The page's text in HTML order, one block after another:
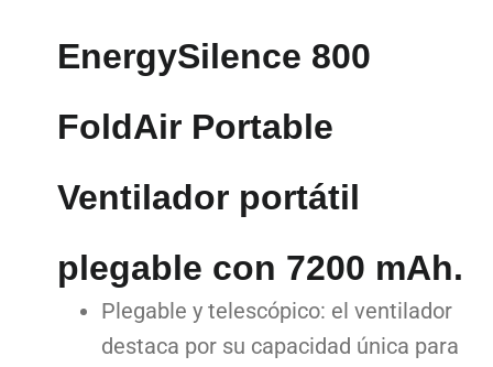
EnergySilence 800
FoldAir Portable
Ventilador portátil
plegable con 7200 mAh.
Plegable y telescópico: el ventilador
destaca por su capacidad única para